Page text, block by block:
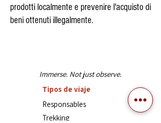
prodotti localmente e prevenire l'acquisto di
beni ottenuti illegalmente.
Immerse. Not just observe.
Tipos de viaje
Responsables
Trekking